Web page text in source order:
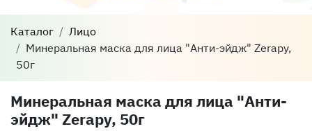
Каталог
Лицо
Минеральная маска для лица "Анти-эйдж" Zerapy,
50г
Минеральная маска для лица "Анти-
эйдж" Zerapy, 50г